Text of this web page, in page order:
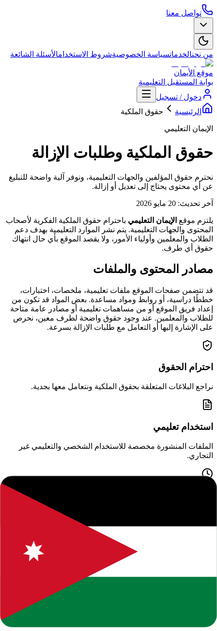
تواصل معنا
من نحنالخدماتسياسة الخصوصيةشروط الاستخدامالأسئلة الشائعة
موقع الأيمان
بوابة المستقبل التعليمية
دخول / تسجيل
الرئيسية
حقوق الملكية
الإيمان التعليمي
حقوق الملكية وطلبات الإزالة
نحترم حقوق المؤلفين والجهات التعليمية، ونوفر آلية واضحة للتبليغ
عن أي محتوى يحتاج إلى تعديل أو إزالة.
آخر تحديث: 20 مايو 2026
يلتزم موقع الإيمان التعليمي باحترام حقوق الملكية الفكرية لأصحاب
المحتوى والجهات التعليمية. يتم نشر الموارد التعليمية بهدف دعم
الطلاب والمعلمين وأولياء الأمور، ولا يقصد الموقع بأي حال انتهاك
حقوق أي طرف.
مصادر المحتوى والملفات
قد تتضمن صفحات الموقع ملفات تعليمية، ملخصات، اختبارات،
خططًا دراسية، أو روابط ومواد مساعدة. بعض المواد قد تكون من
إعداد فريق الموقع أو من مساهمات تعليمية أو مصادر عامة متاحة
للطلاب والمعلمين. عند وجود حقوق واضحة لطرف معين، نحرص
على الإشارة إليها أو التعامل مع طلبات الإزالة بسرعة.
احترام الحقوق
نراجع البلاغات المتعلقة بحقوق الملكية ونتعامل معها بجدية.
استخدام تعليمي
الملفات المنشورة مخصصة للاستخدام الشخصي والتعليمي غير
التجاري.
نعمل على مراجعة الطلبات وتحديث المحتوى أو إزالته عند ثبوت
كيف تقدم طلب إزالة أو تعديل؟
يرجى إرسال رسالة واضحة تتضمن المعلومات التالية:
وصف مختصر للمشكلة: إزالة، تعديل، تصحيح نسبة، أو تحديث